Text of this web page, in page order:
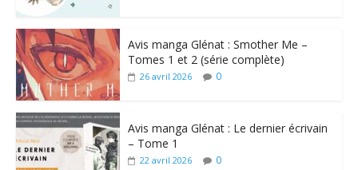
Avis manga Glénat : Smother Me –
Tomes 1 et 2 (série complète)
26 avril 2026 0
Avis manga Glénat : Le dernier écrivain
– Tome 1
22 avril 2026 0